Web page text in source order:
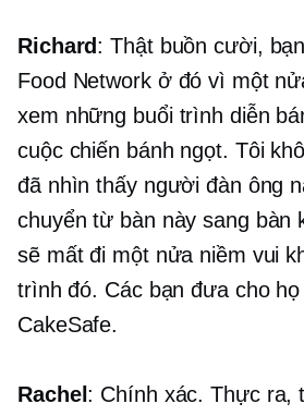
Richard: Thật buồn cười,
Food Network ở đó vì một
xem những buổi trình diễn
cuộc chiến bánh ngọt. Tôi
đã nhìn thấy người đàn ông
chuyển từ bàn này sang bàn
sẽ mất đi một nửa niềm vui
trình đó. Các bạn đưa cho
CakeSafe.
Rachel : Chính xác. Thực ra,